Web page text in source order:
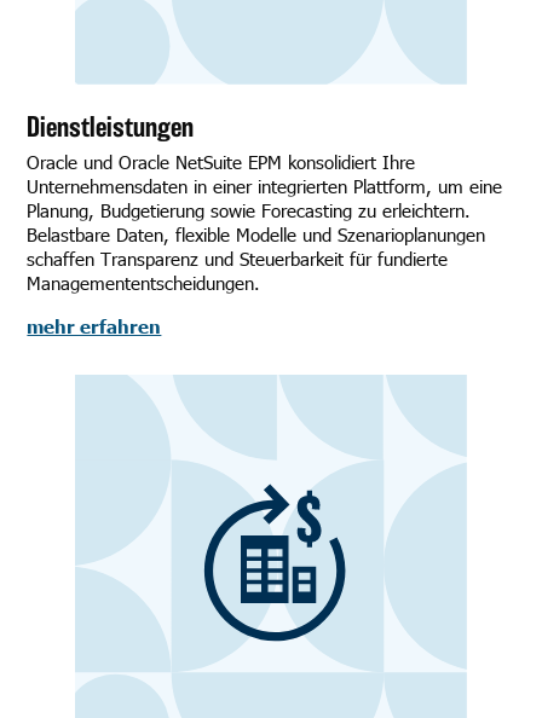
Dienstleistungen
Oracle und Oracle NetSuite EPM konsolidiert Ihre
Unternehmensdaten in einer integrierten Plattform, um eine
Planung, Budgetierung sowie Forecasting zu erleichtern.
Belastbare Daten, flexible Modelle und Szenarioplanungen
schaffen Transparenz und Steuerbarkeit für fundierte
Managemententscheidungen.
mehr erfahren